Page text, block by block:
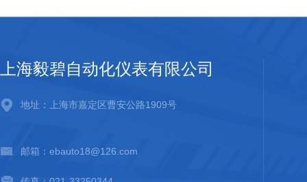
上海毅碧自动化仪表有限公司
地址：上海市嘉定区曹安公路1909号
邮箱：ebauto18@126.com